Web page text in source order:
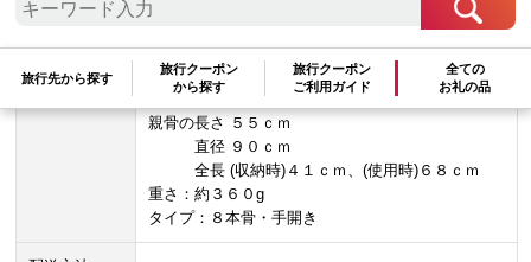
旅行先から探す
旅行クーポン
から探す
旅行クーポン
ご利用ガイド
全ての
お礼の品
け付けております。
傘生地：ポリエステル１００％
親骨の長さ ５５ｃｍ
直径 ９０ｃｍ
全長 (収納時)４１ｃｍ、(使用時)６８ｃｍ
重さ：約３６０g
タイプ：８本骨・手開き